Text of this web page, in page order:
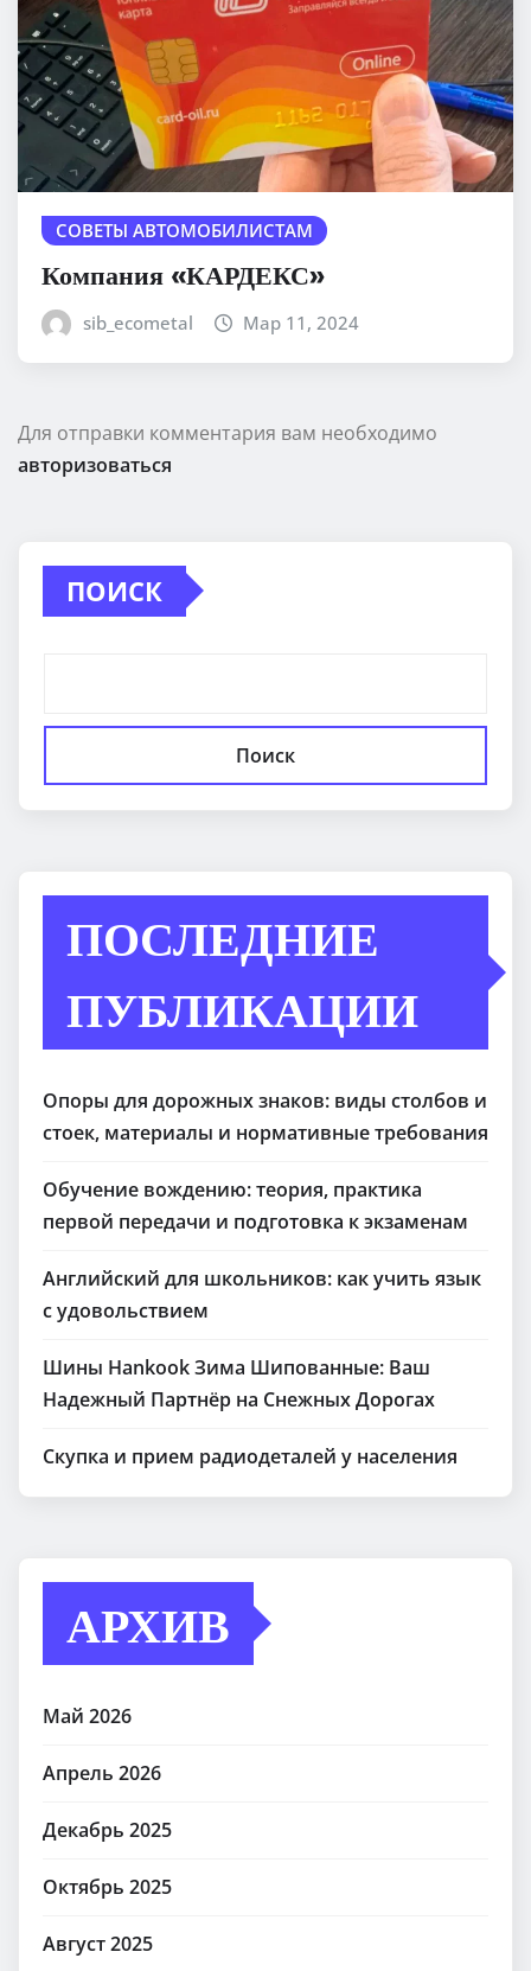
СОВЕТЫ АВТОМОБИЛИСТАМ
Компания «КАРДЕКС»
sib_ecometal Мар 11, 2024
Для отправки комментария вам необходимо
авторизоваться
ПОИСК
Поиск
ПОСЛЕДНИЕ
ПУБЛИКАЦИИ
Опоры для дорожных знаков: виды столбов и
стоек, материалы и нормативные требования
Обучение вождению: теория, практика
первой передачи и подготовка к экзаменам
Английский для школьников: как учить язык
с удовольствием
Шины Hankook Зима Шипованные: Ваш
Надежный Партнёр на Снежных Дорогах
Скупка и прием радиодеталей у населения
АРХИВ
Май 2026
Апрель 2026
Декабрь 2025
Октябрь 2025
Август 2025